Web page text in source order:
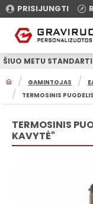
PRISIJUNGTI
O
M
E
GAMINTOJAS
TERMOSINIS
ŠIUO METU
TERMOSINIS
KAVYTĖ"